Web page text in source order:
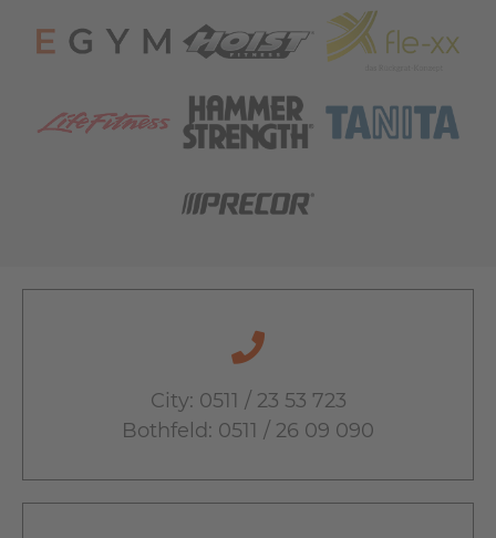
City: 0511 / 23 53 723
Bothfeld: 0511 / 26 09 090